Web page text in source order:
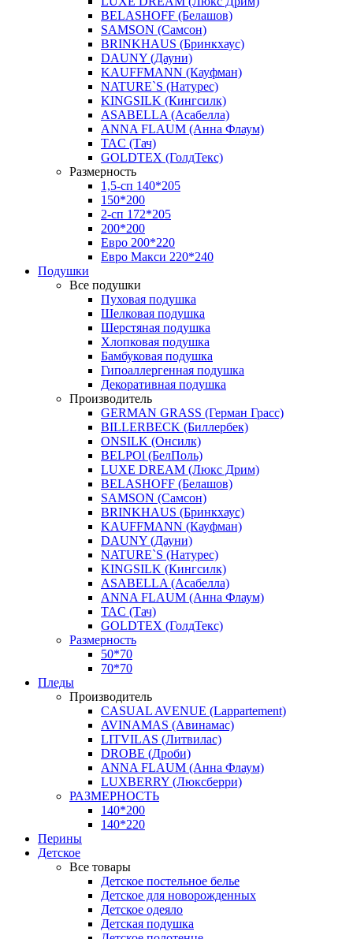
BELASHOFF (Белашов)
SAMSON (Самсон)
BRINKHAUS (Бринкхаус)
DAUNY (Дауни)
KAUFFMANN (Кауфман)
NATURE`S (Натурес)
KINGSILK (Кингсилк)
ASABELLA (Асабелла)
ANNA FLAUM (Анна Флаум)
TAC (Тач)
GOLDTEX (ГолдТекс)
Размерность
1,5-сп 140*205
150*200
2-сп 172*205
200*200
Евро 200*220
Евро Макси 220*240
Подушки
Все подушки
Пуховая подушка
Шелковая подушка
Шерстяная подушка
Хлопковая подушка
Бамбуковая подушка
Гипоаллергенная подушка
Декоративная подушка
Производитель
GERMAN GRASS (Герман Грасс)
BILLERBECK (Биллербек)
ONSILK (Онсилк)
BELPOl (БелПоль)
LUXE DREAM (Люкс Дрим)
BELASHOFF (Белашов)
SAMSON (Самсон)
BRINKHAUS (Бринкхаус)
KAUFFMANN (Кауфман)
DAUNY (Дауни)
NATURE`S (Натурес)
KINGSILK (Кингсилк)
ASABELLA (Асабелла)
ANNA FLAUM (Анна Флаум)
TAC (Тач)
GOLDTEX (ГолдТекс)
Размерность
50*70
70*70
Пледы
Производитель
CASUAL AVENUE (Lappartement)
AVINAMAS (Авинамас)
LITVILAS (Литвилас)
DROBE (Дроби)
ANNA FLAUM (Анна Флаум)
LUXBERRY (Люксберри)
РАЗМЕРНОСТЬ
140*200
140*220
Перины
Детское
Все товары
Детское постельное белье
Детское для новорожденных
Детское одеяло
Детская подушка